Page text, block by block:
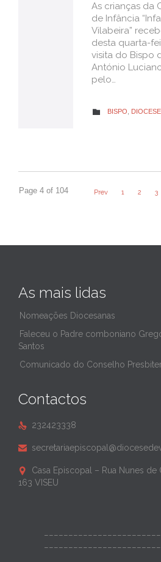
As crianças da
de Infância
Vilabeira”
desta quarta-
visita do Bispo
António
pelo…
 CATEGORY
BISPO DIOCESE
Page 4 of 104 Prev 1 2 3
As mais lidas
Nomeações Diocesanas
Faleceu o Padre comboniano
Santos
Comunicado do Conselho
Contactos
 232423338


Casa Episcopal – Rua Nunes de
163 VISEU